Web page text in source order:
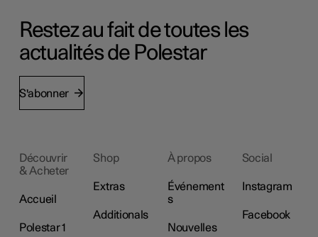
Restez au fait de toutes les
actualités de Polestar
S'abonner
Découvrir
& Acheter
Accueil
Polestar 1
Shop
Extras
Additionals
À propos
Événement
s
Nouvelles
Social
Instagram
Facebook